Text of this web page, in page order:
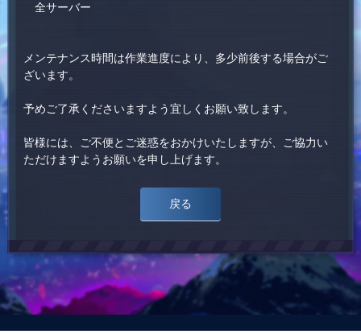
全サーバー
メンテナンス時間は作業進度により、多少前後する場合がご
ざいます。
予めご了承くださいますよう宜しくお願い致します。
皆様には、ご不便とご迷惑をおかけいたしますが、ご協力い
ただけますようお願いを申し上げます。
戻る